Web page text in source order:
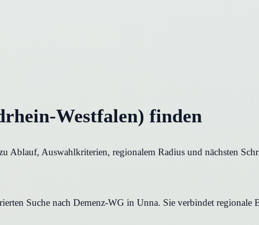
Westfalen) finden
Ablauf, Auswahlkriterien, regionalem Radius und nächsten
Suche nach Demenz-WG in Unna. Sie verbindet